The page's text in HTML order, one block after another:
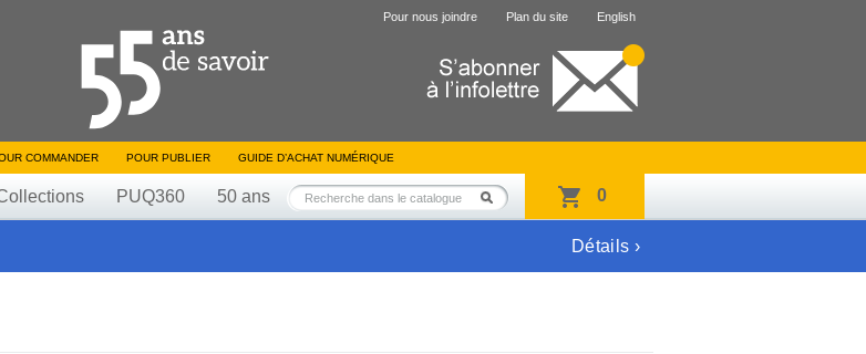
Pour nous joindre Plan du site English
COMMANDER POUR PUBLIER GUIDE D’ACHAT NUMÉRIQUE
PUQ360 50 ans 0
Détails ›